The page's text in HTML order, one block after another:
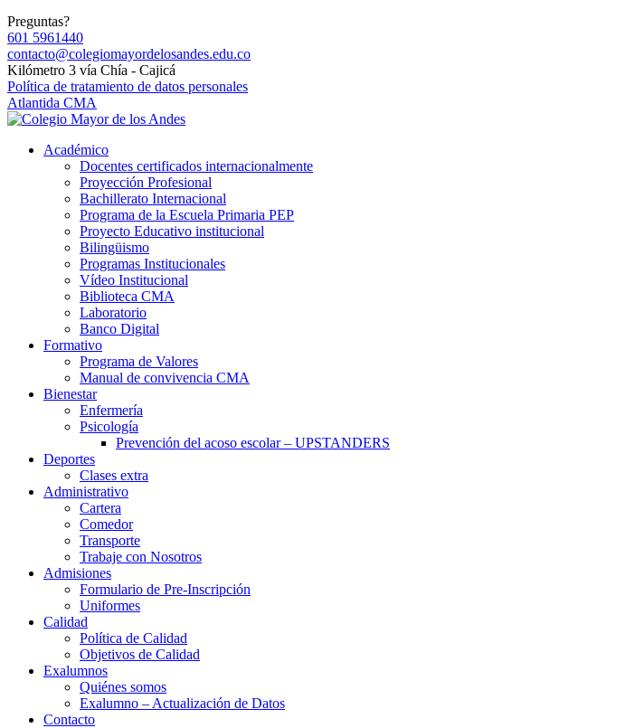
Preguntas?
601 5961440
contacto@colegiomayordelosandes.edu.co
Kilómetro 3 vía Chía - Cajicá
Política de tratamiento de datos personales
Atlantida CMA
Académico
Docentes certificados internacionalmente
Proyección Profesional
Bachillerato Internacional
Programa de la Escuela Primaria PEP
Proyecto Educativo institucional
Bilingüismo
Programas Institucionales
Vídeo Institucional
Biblioteca CMA
Laboratorio
Banco Digital
Formativo
Programa de Valores
Manual de convivencia CMA
Bienestar
Enfermería
Psicología
Prevención del acoso escolar – UPSTANDERS
Deportes
Clases extra
Administrativo
Cartera
Comedor
Transporte
Trabaje con Nosotros
Admisiones
Formulario de Pre-Inscripción
Uniformes
Calidad
Política de Calidad
Objetivos de Calidad
Exalumnos
Quiénes somos
Exalumno – Actualización de Datos
Contacto